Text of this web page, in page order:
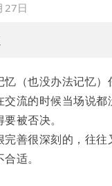
27日
忆（也没办法记忆
交流的时候当场说
被否决。
善很深刻的，往
适。